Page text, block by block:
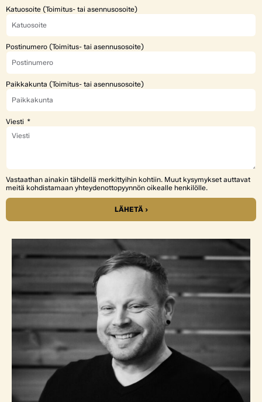
Katuosoite (Toimitus- tai asennusosoite)
Postinumero (Toimitus- tai asennusosoite)
Paikkakunta (Toimitus- tai asennusosoite)
Viesti
Vastaathan ainakin tähdellä merkittyihin kohtiin. Muut kysymykset auttavat
meitä kohdistamaan yhteydenottopyynnön oikealle henkilölle.
LÄHETÄ ›